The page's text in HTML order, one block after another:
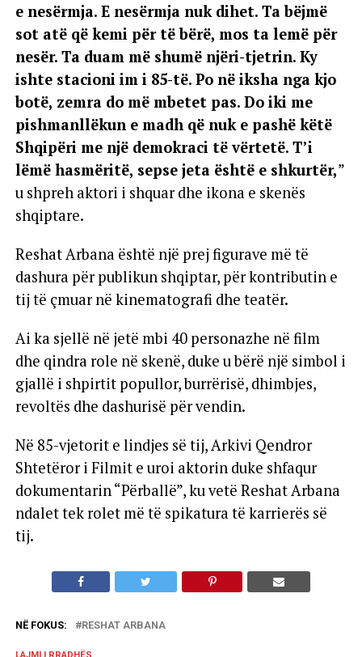
e nesërmja. E nesërmja nuk dihet. Ta bëjmë
sot atë që kemi për të bërë, mos ta lemë për
nesër. Ta duam më shumë njëri-tjetrin. Ky
ishte stacioni im i 85-të. Po në iksha nga kjo
botë, zemra do më mbetet pas. Do iki me
pishmanllëkun e madh që nuk e pashë këtë
Shqipëri me një demokraci të vërtetë. T’i
lëmë hasmëritë, sepse jeta është e shkurtër,”
u shpreh aktori i shquar dhe ikona e skenës
shqiptare.
Reshat Arbana është një prej figurave më të
dashura për publikun shqiptar, për kontributin e
tij të çmuar në kinematografi dhe teatër.
Ai ka sjellë në jetë mbi 40 personazhe në film
dhe qindra role në skenë, duke u bërë një simbol i
gjallë i shpirtit popullor, burrërisë, dhimbjes,
revoltës dhe dashurisë për vendin.
Në 85-vjetorit e lindjes së tij, Arkivi Qendror
Shtetëror i Filmit e uroi aktorin duke shfaqur
dokumentarin “Përballë”, ku vetë Reshat Arbana
ndalet tek rolet më të spikatura të karrierës së
tij.
NË FOKUS: RESHAT ARBANA